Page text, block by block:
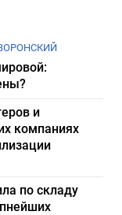
и
компаниях
по складу